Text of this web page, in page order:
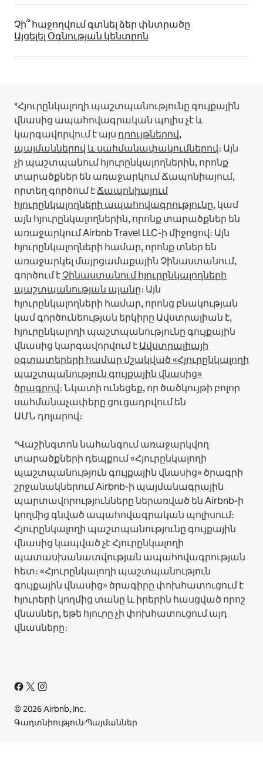
Չի՞ հաջողվում գտնել ձեր փնտրածը
Այցելել Օգնության կենտրոն
*Հյուրընկալողի պաշտպանությունը գույքային
վնասից ապահովագրական պոլիս չէ և
կարգավորվում է այս դրույթներով,
պայմաններով և սահմանափակումներով։ Այն
չի պաշտպանում հյուրընկալողներին, որոնք
տարածքներ են առաջարկում Ճապոնիայում,
որտեղ գործում էՃապոնիայում
հյուրընկալողների ապահովագրությունը, կամ
այն հյուրընկալողներին, որոնք տարածքներ են
առաջարկում Airbnb Travel LLC-ի միջոցով։ Այն
հյուրընկալողների համար, որոնք տներ են
առաջարկել մայրցամաքային Չինաստանում,
գործում էՉինաստանում հյուրընկալողների
պաշտպանության պլանը։ Այն
հյուրընկալողների համար, որոնց բնակության
կամ գործունեության երկիրը Ավստրալիան է,
հյուրընկալողի պաշտպանությունը գույքային
վնասից կարգավորվում էԱվստրալիայի
օգտատերերի համար մշակված «Հյուրընկալողի
պաշտպանություն գույքային վնասից»
ծրագրով։ Նկատի ունեցեք, որ ծածկույթի բոլոր
սահմանաչափերը ցուցադրվում են
ԱՄՆ դոլարով։
*Վաշինգտոն նահանգում առաջարկվող
տարածքների դեպքում «Հյուրընկալողի
պաշտպանություն գույքային վնասից» ծրագրի
շրջանակներում Airbnb-ի պայմանագրային
պարտավորությունները ներառված են Airbnb-ի
կողմից գնված ապահովագրական պոլիսում։
Հյուրընկալողի պաշտպանությունը գույքային
վնասից կապված չէ Հյուրընկալողի
պատասխանատվության ապահովագրության
հետ։ «Հյուրընկալողի պաշտպանություն
գույքային վնասից» ծրագիրը փոխհատուցում է
հյուրերի կողմից տանը և իրերին հասցված որոշ
վնասներ, եթե հյուրը չի փոխհատուցում այդ
վնասները։
© 2026 Airbnb, Inc.
Գաղտնիություն·Պայմաններ